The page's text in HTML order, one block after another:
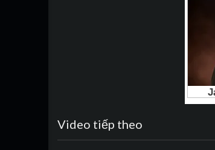
Video tiếp theo